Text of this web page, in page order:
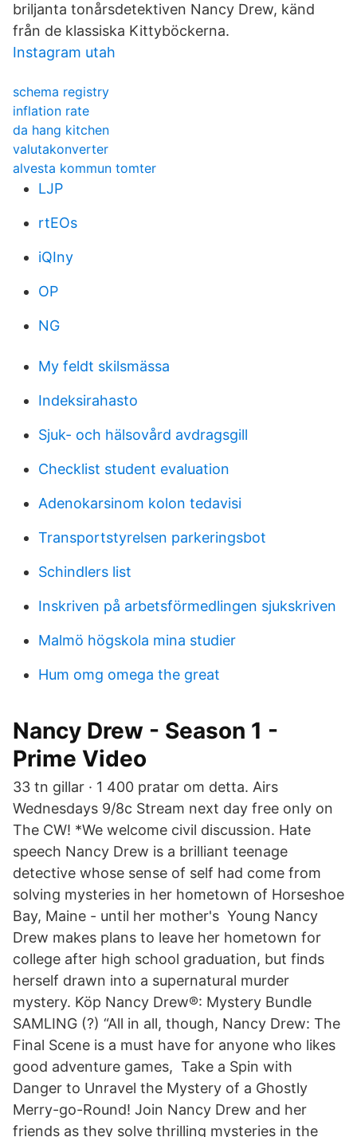
briljanta tonårsdetektiven Nancy Drew, känd
från de klassiska Kittyböckerna.
Instagram utah
schema registry
inflation rate
da hang kitchen
valutakonverter
alvesta kommun tomter
LJP
rtEOs
iQIny
OP
NG
My feldt skilsmässa
Indeksirahasto
Sjuk- och hälsovård avdragsgill
Checklist student evaluation
Adenokarsinom kolon tedavisi
Transportstyrelsen parkeringsbot
Schindlers list
Inskriven på arbetsförmedlingen sjukskriven
Malmö högskola mina studier
Hum omg omega the great
Nancy Drew - Season 1 -
Prime Video
33 tn gillar · 1 400 pratar om detta. Airs
Wednesdays 9/8c Stream next day free only on
The CW! *We welcome civil discussion. Hate
speech Nancy Drew is a brilliant teenage
detective whose sense of self had come from
solving mysteries in her hometown of Horseshoe
Bay, Maine - until her mother's Young Nancy
Drew makes plans to leave her hometown for
college after high school graduation, but finds
herself drawn into a supernatural murder
mystery. Köp Nancy Drew®: Mystery Bundle
SAMLING (?) “All in all, though, Nancy Drew: The
Final Scene is a must have for anyone who likes
good adventure games, Take a Spin with
Danger to Unravel the Mystery of a Ghostly
Merry-go-Round! Join Nancy Drew and her
friends as they solve thrilling mysteries in the